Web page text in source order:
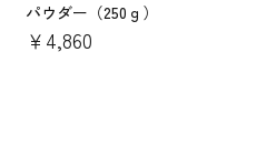
パウダー（250ｇ）
￥4,860